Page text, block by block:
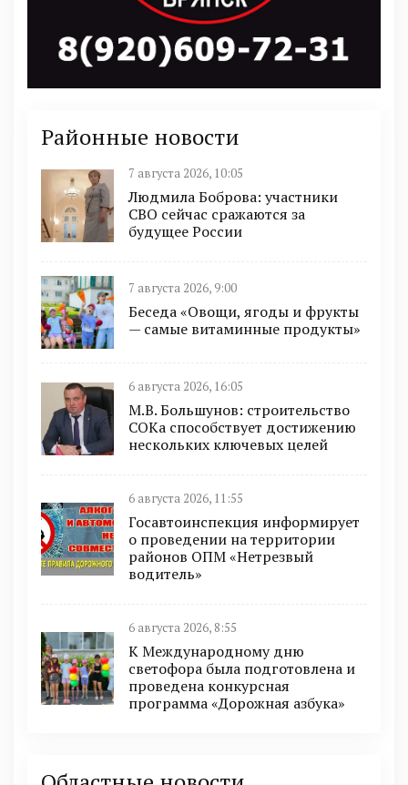
Районные новости
7 августа 2026, 10:05
Людмила Боброва: участники
СВО сейчас сражаются за
будущее России
7 августа 2026, 9:00
Беседа «Овощи, ягоды и фрукты
— самые витаминные продукты»
6 августа 2026, 16:05
М.В. Большунов: строительство
СОКа способствует достижению
нескольких ключевых целей
6 августа 2026, 11:55
Госавтоинспекция информирует
о проведении на территории
районов ОПМ «Нетрезвый
водитель»
6 августа 2026, 8:55
К Международному дню
светофора была подготовлена и
проведена конкурсная
программа «Дорожная азбука»